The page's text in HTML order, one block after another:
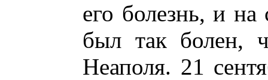
его болезнь, и
был так болен,
Неаполя. 21